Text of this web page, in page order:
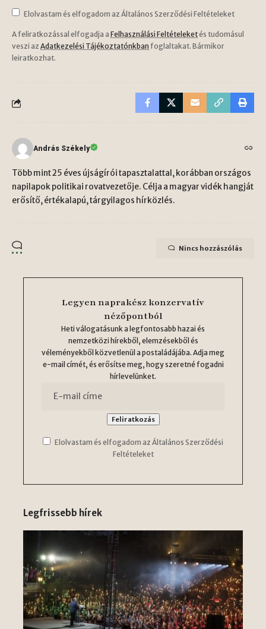
Elolvastam és elfogadom az Általános Szerződési Feltételeket
A feliratkozással elfogadja a Felhasználási Feltételeketés tudomásul
veszi az Adatkezelési Tájékoztatónkban foglaltakat. Bármikor
leiratkozhat.
András Székely
Több mint 25 éves újságírói tapasztalattal, korábban országos
napilapok politikai rovatvezetője. Célja a magyar vidék hangját
erősítő, értékalapú, tárgyilagos hírközlés.
Nincs hozzászólás
Legyen naprakész konzervatív
nézőpontból
Heti válogatásunk a legfontosabb hazai és
nemzetközi hírekből, elemzésekből és
véleményekből közvetlenül a postaládájába. Adja meg
e-mail címét, és erősítse meg, hogy szeretné fogadni
hírlevelünket.
Elolvastam és elfogadom az Általános Szerződési
Feltételeket
Legfrissebb hírek